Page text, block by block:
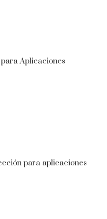
Aplicaciones
para aplicaciones